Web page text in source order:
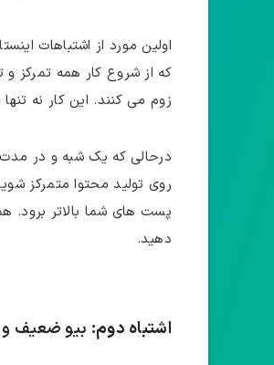
اولین مورد از اشتباهات
که از شروع کار همه تمرکز و
زوم می‌ کنند. این کار نه
درحالی که یک شبه و در مدت
روی تولید محتوا متمرکز
پست های شما بالاتر برود.
دهید.
اشتباه دوم: بیو ضعیف